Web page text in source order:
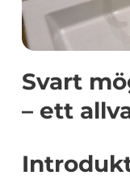
Svart
– ett